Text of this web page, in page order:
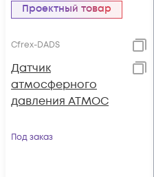
Проектный товар
Cfrex-DADS
Датчик
атмосферного
давления АТМОС
Под заказ